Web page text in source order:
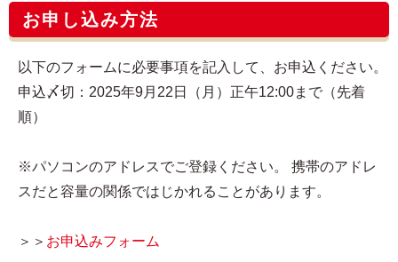
お申し込み方法
以下のフォームに必要事項を記入して、お申込ください。
申込〆切：2025年9月22日（月）正午12:00まで（先着
順）
※パソコンのアドレスでご登録ください。 携帯のアドレ
スだと容量の関係ではじかれることがあります。
＞＞ お申込みフォーム​